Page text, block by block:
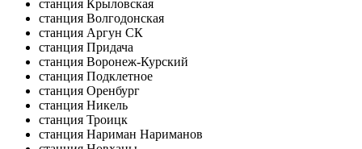
станция Крыловская
станция Волгодонская
станция Аргун СК
станция Придача
станция Воронеж-Курский
станция Подклетное
станция Оренбург
станция Никель
станция Троицк
станция Нариман Нариманов